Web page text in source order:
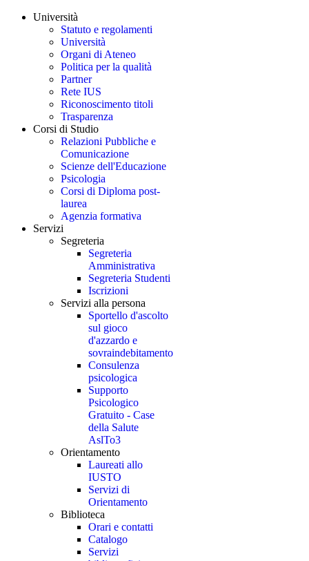
Università
Statuto e regolamenti
Università
Organi di Ateneo
Politica per la qualità
Partner
Rete IUS
Riconoscimento titoli
Trasparenza
Corsi di Studio
Relazioni Pubbliche e
Comunicazione
Scienze dell'Educazione
Psicologia
Corsi di Diploma post-
laurea
Agenzia formativa
Servizi
Segreteria
Segreteria
Amministrativa
Segreteria Studenti
Iscrizioni
Servizi alla persona
Sportello d'ascolto
sul gioco
d'azzardo e
sovraindebitamento
Consulenza
psicologica
Supporto
Psicologico
Gratuito - Case
della Salute
AslTo3
Orientamento
Laureati allo
IUSTO
Servizi di
Orientamento
Biblioteca
Orari e contatti
Catalogo
Servizi